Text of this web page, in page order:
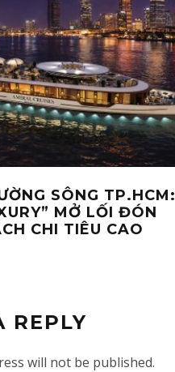
SÔNG TP.HCM:
MỞ LỐI ĐÓN
CHI TIÊU CAO
REPLY
will not be published.